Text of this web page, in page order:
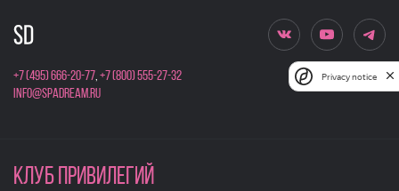
+7 (495) 666-20-77,+7 (800) 555-27-32
info@spadream.ru
КЛУБ ПРИВИЛЕГИЙ
Privacy notice